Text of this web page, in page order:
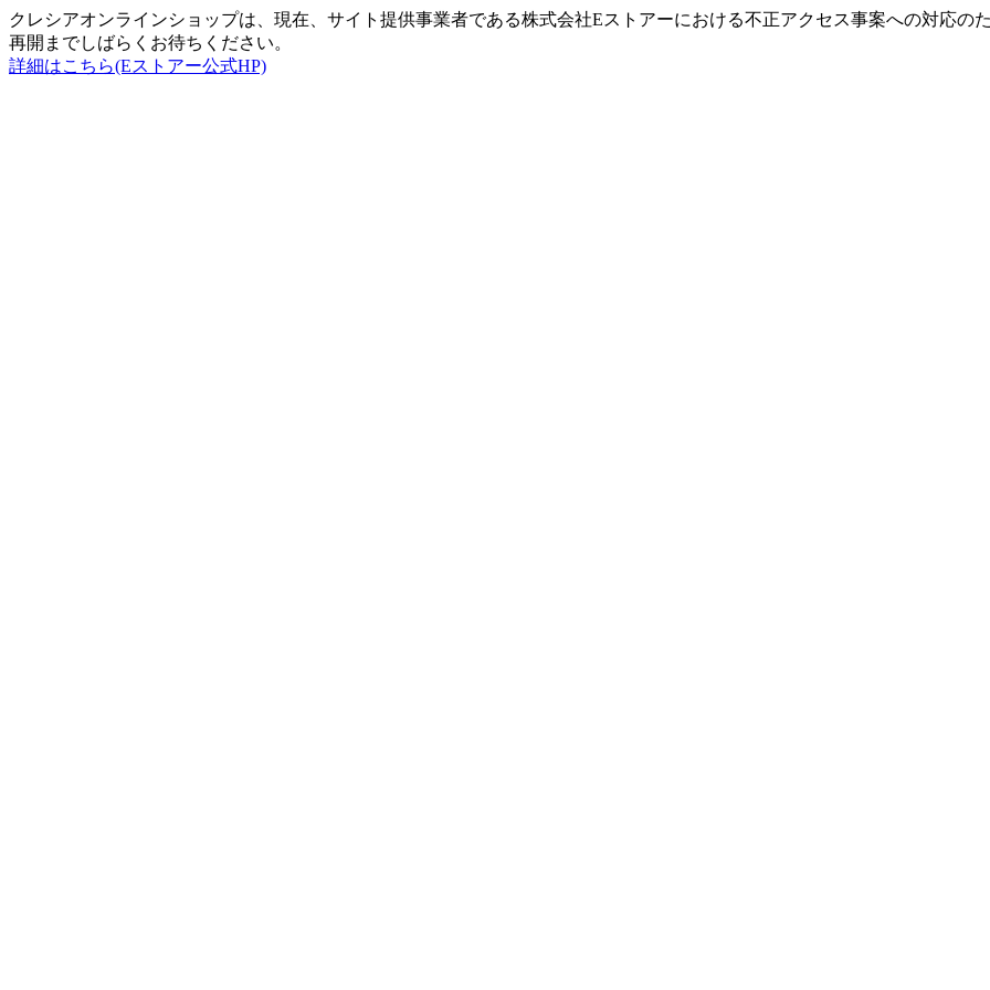
クレシアオンラインショップは、現在、サイト提供事業者である株式会社Eストアーにおける不正アクセス事案への対応の
再開までしばらくお待ちください。
詳細はこちら(Eストアー公式HP)